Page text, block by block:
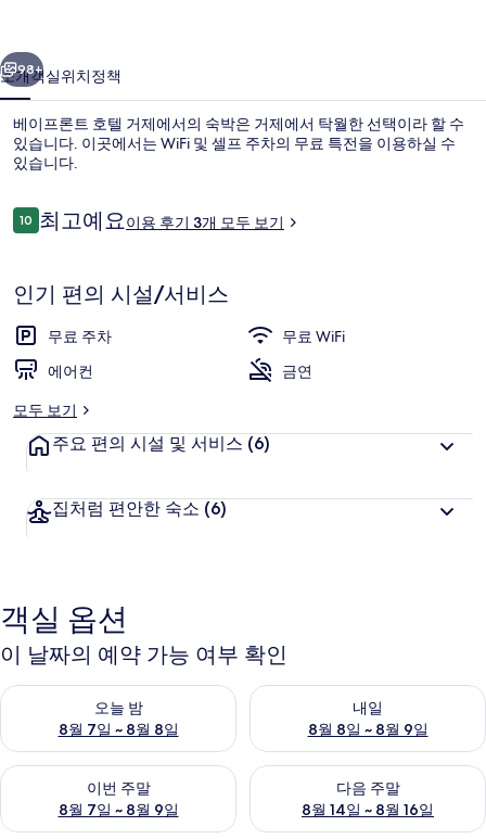
거
제
의
사
진
갤
리
다음
98+
소개객실위치정책
베이프론트 호텔 거제에서의 숙박은 거제에서 탁월한 선택이라 할 수
있습니다. 이곳에서는 WiFi 및 셀프 주차의 무료 특전을 이용하실 수
있습니다.
이
용
기
1010점 만점 중 10점.
최고예요이용 후기 3개 모두 보기
인기 편의 시설/서비스
무료 주차
무료 WiFi
에어컨
금연
모두 보기
주요 편의 시설 및 서비스 (6)
집처럼 편안한 숙소 (6)
객실 옵션
이 날짜의 예약 가능 여부 확인
오늘 밤
8월 7일 ~ 8월 8일
오늘 밤 예약 가능 여부 확인, 8월 7일 ~ 8월 8일
내일
8월 8일 ~ 8월 9일
내일 예약 가능 여부 확인, 8월
이번 주말
8월 7일 ~ 8월 9일
이번 주말 예약 가능 여부 확인, 8월 7일 ~ 8월 9일
다음 주말
8월 14일 ~ 8월 16일
다음 주말 예약 가능 여부 확인,